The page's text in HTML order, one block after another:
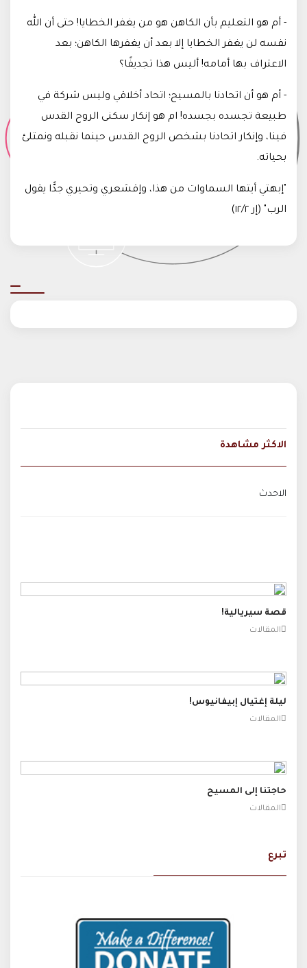
- أم هو التعليم بأن الكاهن هو من يغفر الخطايا! حتى أن الله
نفسه لن يغفر الخطايا إلا بعد أن يغفرها الكاهن؛ بعد
الاعتراف بها أمامه! أليس هذا تجديفًا؟
- أم هو أن اتحادنا بالمسيح؛ اتحاد أخلاقي وليس شركة في
طبيعة تجسده بجسده! ام هو إنكار سكنى الروح القدس
فينا، وإنكار اتحادنا بشخص الروح القدس حينما نقبله ونمتلئ
بحياته.
"إبهتي أيتها السماوات من هذا، وإقشعري وتحيري جدًّا يقول
الرب" (إر ١٢/٢)
الاكثر مشاهدة
الاحدث
قصة سيريالية!
المقالات
ليلة إغتيال إبيفانيوس!
المقالات
حاجتنا إلى المسيح
المقالات
تبرع